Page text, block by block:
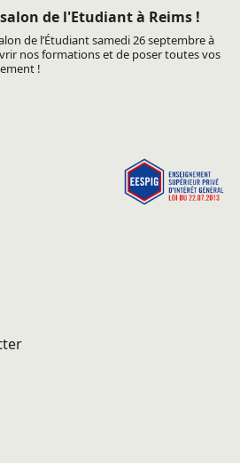
de l'Etudiant à Reims !
de l’Étudiant samedi 26 septembre à
nos formations et de poser toutes vos
!